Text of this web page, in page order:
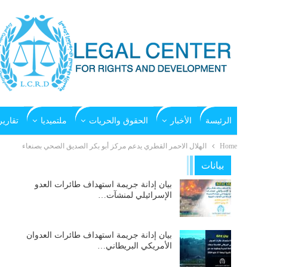
الرئيسة الأخبار الحقوق والحريات ملتميديا تقارير
Home الهلال الاحمر القطري يدعم مركز أبو بكر الصديق الصحي بصنعاء
بيانات
بيان إدانة جريمة استهداف طائرات العدو
الإسرائيلي لمنشآت…
بيان إدانة جريمة استهداف طائرات العدوان
الأمريكي البريطاني…